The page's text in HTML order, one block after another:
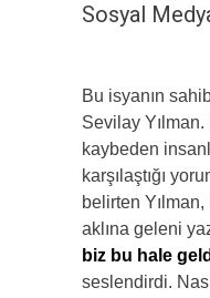
Sosyal
Bu isyanın
Sevilay Yılman.
kaybeden
karşılaştığı
belirten
aklına geleni
biz bu hale
seslendirdi.